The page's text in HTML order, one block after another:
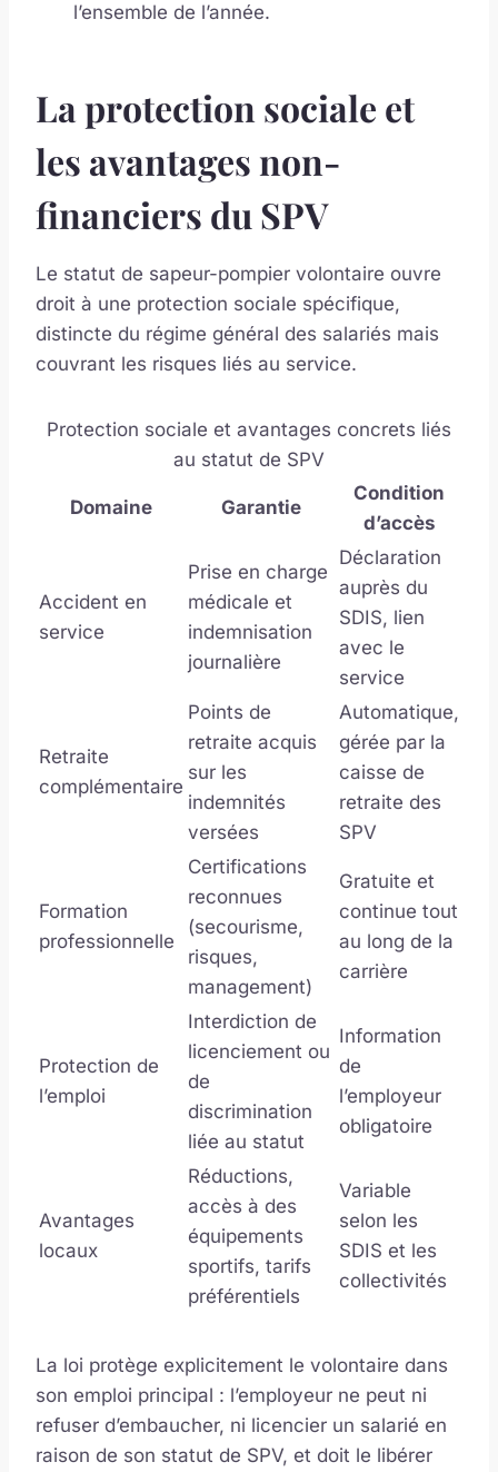
l’ensemble de l’année.
La protection sociale et
les avantages non-
financiers du SPV
Le statut de sapeur-pompier volontaire ouvre
droit à une protection sociale spécifique,
distincte du régime général des salariés mais
couvrant les risques liés au service.
Protection sociale et avantages concrets liés
au statut de SPV
Domaine Garantie
Condition
d’accès
Accident en
service
Prise en charge
médicale et
indemnisation
journalière
Déclaration
auprès du
SDIS, lien
avec le
service
Retraite
complémentaire
Points de
retraite acquis
sur les
indemnités
versées
Automatique,
gérée par la
caisse de
retraite des
SPV
Formation
professionnelle
Certifications
reconnues
(secourisme,
risques,
management)
Gratuite et
continue tout
au long de la
carrière
Protection de
l’emploi
Interdiction de
licenciement ou
de
discrimination
liée au statut
Information
de
l’employeur
obligatoire
Avantages
locaux
Réductions,
accès à des
équipements
sportifs, tarifs
préférentiels
Variable
selon les
SDIS et les
collectivités
La loi protège explicitement le volontaire dans
son emploi principal : l’employeur ne peut ni
refuser d’embaucher, ni licencier un salarié en
raison de son statut de SPV, et doit le libérer